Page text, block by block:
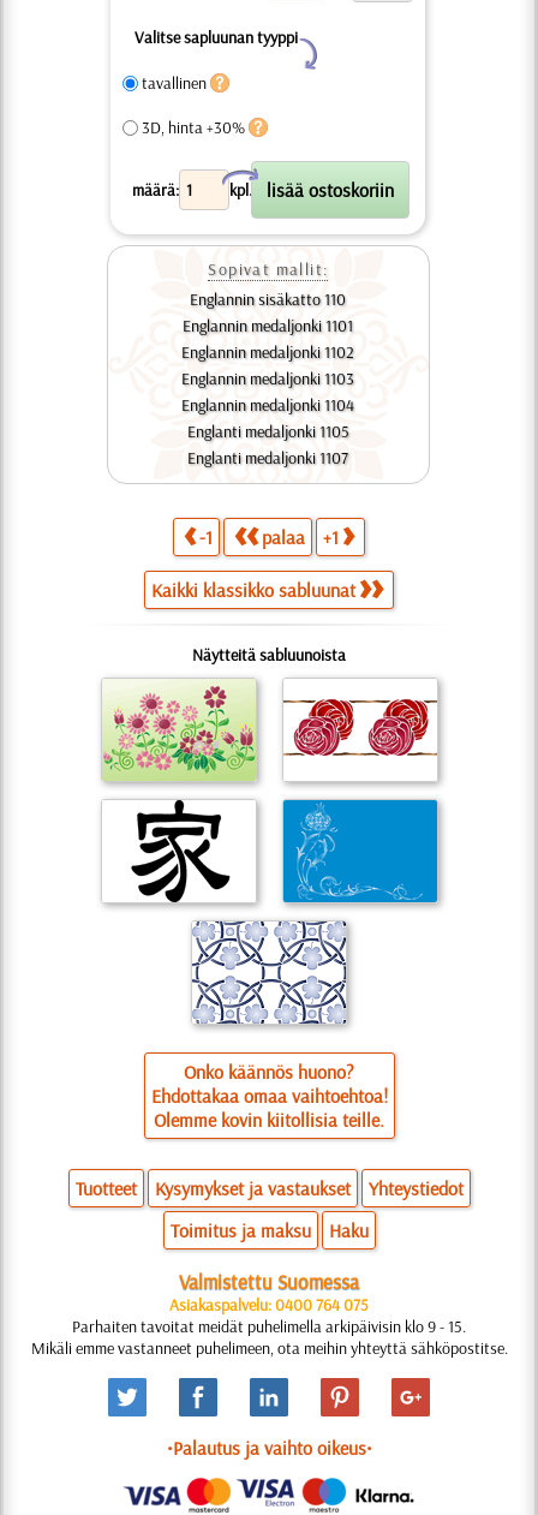
Valitse sapluunan tyyppi
Y
tavallinen
3D, hinta +30%
määrä: kpl.
X
Sopivat mallit:
Englannin sisäkatto 110
Englannin medaljonki 1101
Englannin medaljonki 1102
Englannin medaljonki 1103
Englannin medaljonki 1104
Englanti medaljonki 1105
Englanti medaljonki 1107
-1 palaa +1
Kaikki klassikko sabluunat
Näytteitä sabluunoista
Onko käännös huono?
Ehdottakaa omaa vaihtoehtoa!
Olemme kovin kiitollisia teille.
Tuotteet Kysymykset ja vastaukset
Yhteystiedot
Toimitus ja maksu
Haku
Valmistettu Suomessa
Asiakaspalvelu: 0400 764 075
Parhaiten tavoitat meidät puhelimella arkipäivisin klo 9 - 15.
Mikäli emme vastanneet puhelimeen, ota meihin yhteyttä sähköpostitse.
•Palautus ja vaihto oikeus•